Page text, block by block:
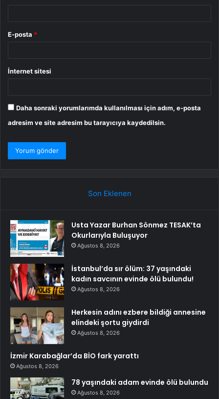
E-posta *
İnternet sitesi
Daha sonraki yorumlarımda kullanılması için adım, e-posta
adresim ve site adresim bu tarayıcıya kaydedilsin.
Son Eklenen
Usta Yazar Burhan Sönmez TESAK’ta
Okurlarıyla Buluşuyor
Ağustos 8, 2026
İstanbul’da sır ölüm: 37 yaşındaki
kadın savcının evinde ölü bulundu!
Ağustos 8, 2026
Herkesin adını ezbere bildiği annesine
elindeki şortu giydirdi
Ağustos 8, 2026
İzmir Karabağlar’da BİO fark yarattı
Ağustos 8, 2026
78 yaşındaki adam evinde ölü bulundu
Ağustos 8, 2026